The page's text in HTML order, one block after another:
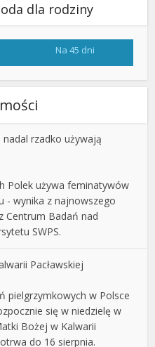
dla rodziny
Na 45 dni
rzadko używają
Polek używa feminatywów
- wynika z najnowszego
Centrum Badań nad
SWPS.
Pacławskiej
pielgrzymkowych w Polsce
się w niedzielę w
Bożej w Kalwarii
do 16 sierpnia.